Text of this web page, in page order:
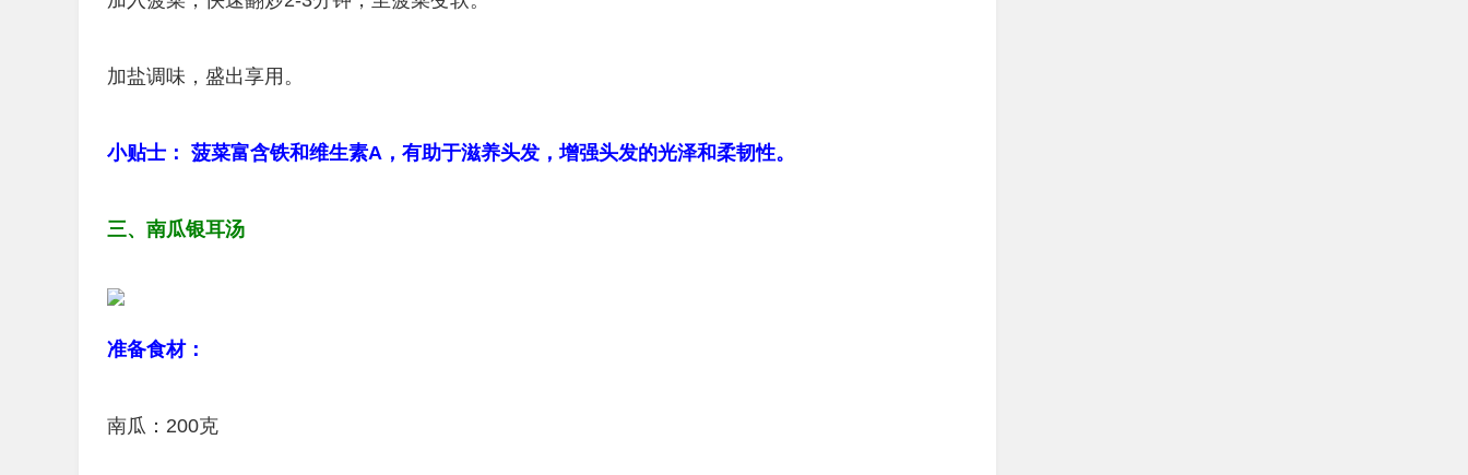
加盐调味，盛出享用。
小贴士： 菠菜富含铁和维生素A，有助于滋养头发，增强头发的光泽和柔韧性。
三、南瓜银耳汤
准备食材：
南瓜：200克